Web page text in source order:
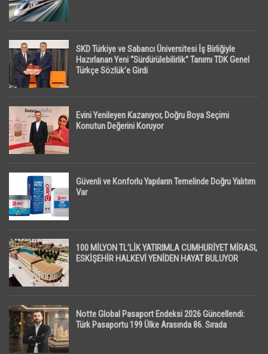
SKD Türkiye ve Sabancı Üniversitesi İş Birliğiyle
Hazırlanan Yeni “Sürdürülebilirlik” Tanımı TDK Genel
Türkçe Sözlük’e Girdi
Evini Yenileyen Kazanıyor, Doğru Boya Seçimi
Konutun Değerini Koruyor
Güvenli ve Konforlu Yapıların Temelinde Doğru Yalıtım
Var
100 MİLYON TL’LİK YATIRIMLA CUMHURİYET MİRASI,
ESKİŞEHİR HALKEVİ YENİDEN HAYAT BULUYOR
Notte Global Pasaport Endeksi 2026 Güncellendi:
Türk Pasaportu 199 Ülke Arasında 86. Sırada